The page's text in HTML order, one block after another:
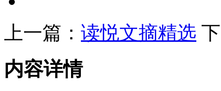
上一篇： 读悦文摘精选
内容详情